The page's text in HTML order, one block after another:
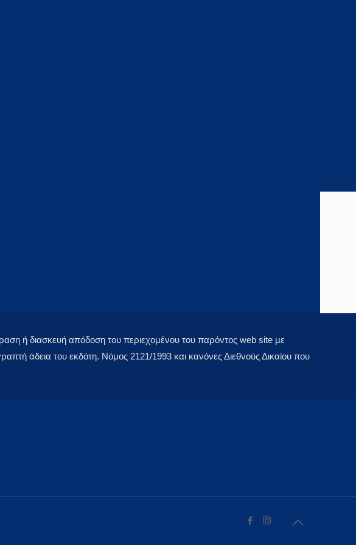
ή διασκευή απόδοση του περιεχομένου του παρόντος web site με
άδεια του εκδότη. Νόμος 2121/1993 και κανόνες Διεθνούς Δικαίου που